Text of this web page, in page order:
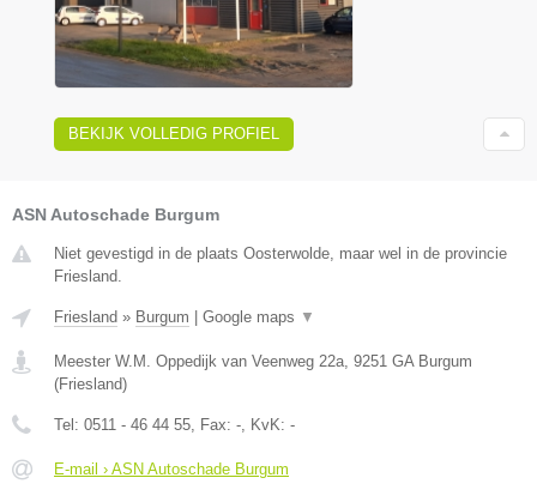
BEKIJK VOLLEDIG PROFIEL
ASN Autoschade Burgum
Niet gevestigd in de plaats Oosterwolde, maar wel in de provincie
Friesland.
Friesland » Burgum Google maps ▼
Meester W.M. Oppedijk van Veenweg 22a, 9251 GA Burgum
(Friesland)
Tel: 0511 - 46 44 55, Fax: -, KvK: -
E-mail › ASN Autoschade Burgum